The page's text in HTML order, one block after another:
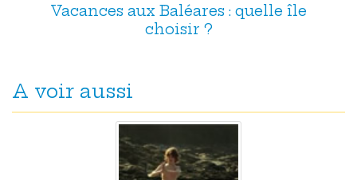
Vacances aux Baléares : quelle île
choisir ?
A voir aussi